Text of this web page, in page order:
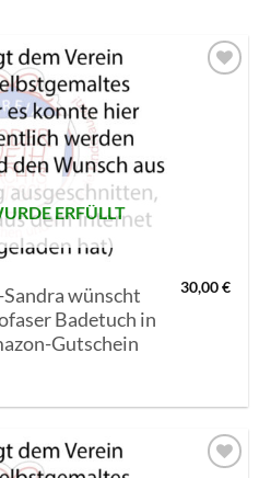
ERFÜLLT
wünscht
Badetuch in
Gutschein
30,00€